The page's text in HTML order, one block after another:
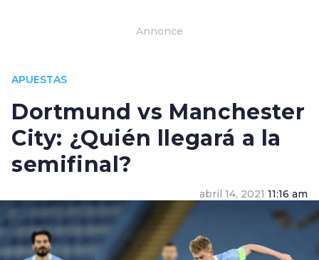
Annonce
APUESTAS
Dortmund vs Manchester
City: ¿Quién llegará a la
semifinal?
abril 14, 2021 11:16 am